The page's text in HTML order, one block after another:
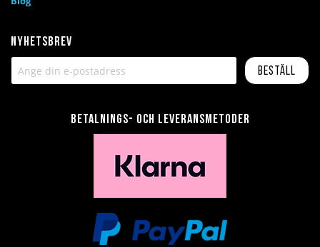
Nyhetsbrev
Beställ
Betalnings- och leveransmetoder